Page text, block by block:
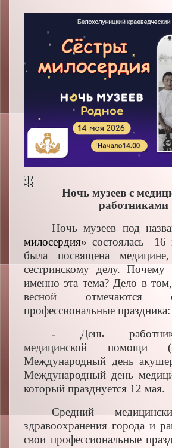
Ночь музеев с
работниками
Ночь музеев под
милосердия» состоялась
была посвящена
сестринскому делу.
именно эта тема? Дело в
весной отмечаются
профессиональные праздника:
- День
медицинской помощи
Международный день
Международный день
который празднуется 12 мая.
Средний
здравоохранения города и
свои профессиональные